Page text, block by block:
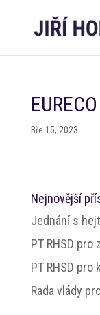
Bře 15, 2023
Nejnovější
Jednání s
PT RHSD
PT RHSD
Rada vlády